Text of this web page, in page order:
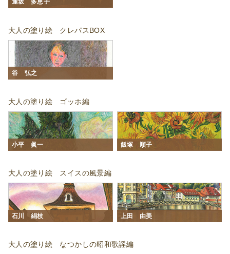
逢󠄀坂 多恵子
大人の塗り絵 クレパスBOX
谷 弘之
大人の塗り絵 ゴッホ編
小平 眞一 飯塚 順子
大人の塗り絵 スイスの風景編
石川 絹枝 上田 由美
大人の塗り絵 なつかしの昭和歌謡編